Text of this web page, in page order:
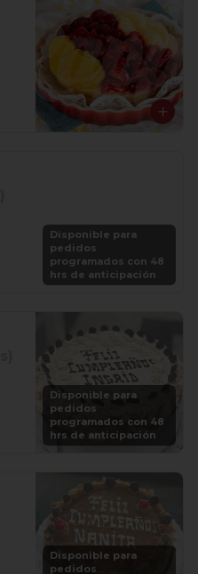
Disponible para
pedidos
programados con 48
hrs de anticipación
Disponible para
pedidos
programados con 48
hrs de anticipación
Disponible para
pedidos